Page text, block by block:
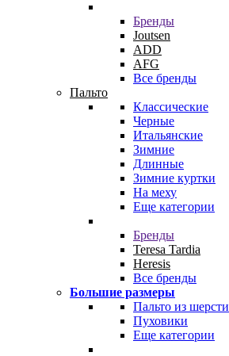
Бренды
Joutsen
ADD
AFG
Все бренды
Пальто
Классические
Черные
Итальянские
Зимние
Длинные
Зимние куртки
На меху
Еще категории
Бренды
Teresa Tardia
Heresis
Все бренды
Большие размеры
Пальто из шерсти
Пуховики
Еще категории